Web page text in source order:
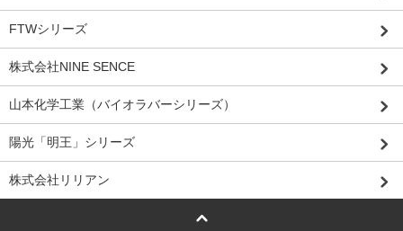
FTWシリーズ
株式会社NINE SENCE
山本化学工業（バイオラバーシリーズ）
陽光「明王」シリーズ
株式会社リリアン